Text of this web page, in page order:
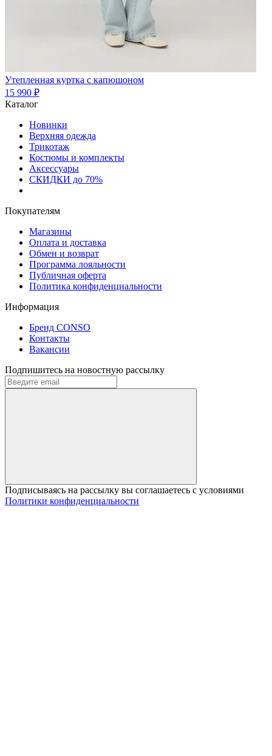
Утепленная куртка с капюшоном
15 990 ₽
Каталог
Новинки
Верхняя одежда
Трикотаж
Костюмы и комплекты
Аксессуары
СКИДКИ до 70%
Покупателям
Магазины
Оплата и доставка
Обмен и возврат
Программа лояльности
Публичная оферта
Политика конфиденциальности
Информация
Бренд CONSO
Контакты
Вакансии
Подпишитесь на новостную рассылку
Подписываясь на рассылку вы соглашаетесь с условиями
Политики конфиденциальности